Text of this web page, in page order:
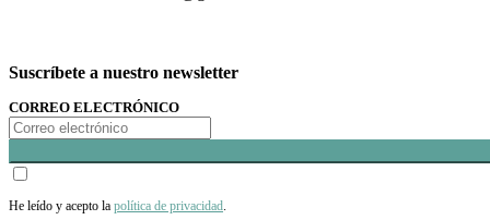
Suscríbete a nuestro newsletter
CORREO ELECTRÓNICO
He leído y acepto la política de privacidad